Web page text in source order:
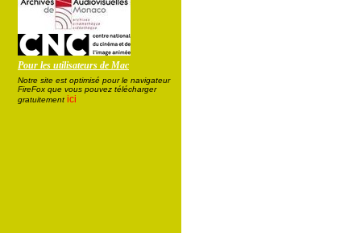
Pour les utilisateurs de Mac
Notre site est optimisé pour le navigateur
FireFox que vous pouvez télécharger
gratuitement ici